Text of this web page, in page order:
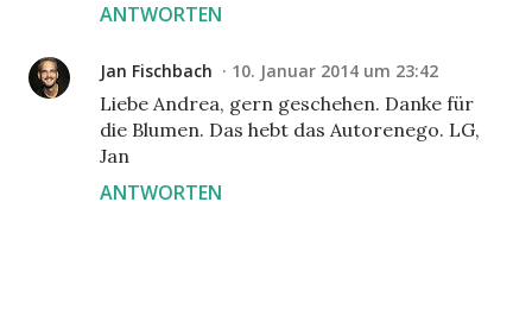
ANTWORTEN
Jan Fischbach 10. Januar 2014 um 23:42
Liebe Andrea, gern geschehen. Danke für
die Blumen. Das hebt das Autorenego. LG,
Jan
ANTWORTEN